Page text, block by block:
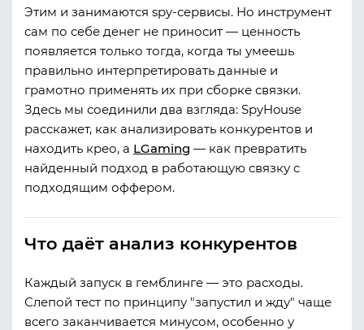
Этим и занимаются spy-сервисы. Но инструмент
сам по себе денег не приносит — ценность
появляется только тогда, когда ты умеешь
правильно интерпретировать данные и
грамотно применять их при сборке связки.
Здесь мы соединили два взгляда: SpyHouse
расскажет, как анализировать конкурентов и
находить крео, а LGaming — как превратить
найденный подход в работающую связку с
подходящим оффером.
Что даёт анализ конкурентов
Каждый запуск в гемблинге — это расходы.
Слепой тест по принципу "запустил и жду" чаще
всего заканчивается минусом, особенно у